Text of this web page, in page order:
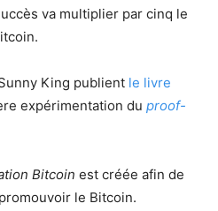
va multiplier par cinq le
King publient le livre
expérimentation du proof-
Bitcoin est créée afin de
le Bitcoin.